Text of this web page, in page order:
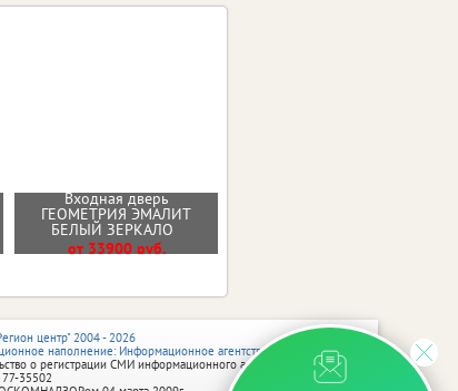
Входная дверь
ГЕОМЕТРИЯ ЭМАЛИТ
БЕЛЫЙ ЗЕРКАЛО
от 33900 руб.
центр" 2004 - 2026
наполнение: Информационное агентство vRossii.ru
о регистрации СМИ информационного агентства vRossii.ru